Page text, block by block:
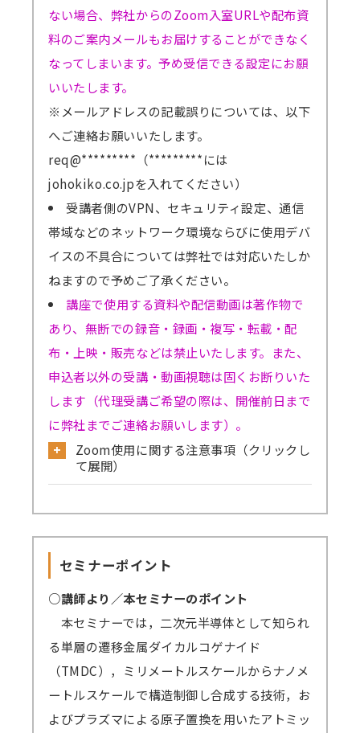
ない場合、弊社からのZoom入室URLや配布資
料のご案内メールもお届けすることができなく
なってしまいます。予め受信できる設定にお願
いいたします。
※メールアドレスの記載誤りについては、以下
へご連絡お願いいたします。
req@*********（*********には
johokiko.co.jpを入れてください）
受講者側のVPN、セキュリティ設定、通信
帯域などのネットワーク環境ならびに使用デバ
イスの不具合については弊社では対応いたしか
ねますので予めご了承ください。
講座で使用する資料や配信動画は著作物で
あり、無断での録音・録画・複写・転載・配
布・上映・販売などは禁止いたします。また、
申込者以外の受講・動画視聴は固くお断りいた
します（代理受講ご希望の際は、開催前日まで
に弊社までご連絡お願いします）。
Zoom使用に関する注意事項（クリックし
て展開）
→Skype／Teams／LINEなど別のミーティン
グアプリが起動していると、Zoomで音声が聞
こえない、カメラ・マイクが使えないなどの事
象が起きる可能性がございます。お手数です
が、これらのアプリは閉じた状態にてZoomに
ご参加ください。
→音声が聞こえない場合の対処例
セミナーポイント
○講師より／本セミナーのポイント
本セミナーでは，二次元半導体として知られ
る単層の遷移金属ダイカルコゲナイド
（TMDC），ミリメートルスケールからナノメ
ートルスケールで構造制御し合成する技術，お
よびプラズマによる原子置換を用いたアトミッ